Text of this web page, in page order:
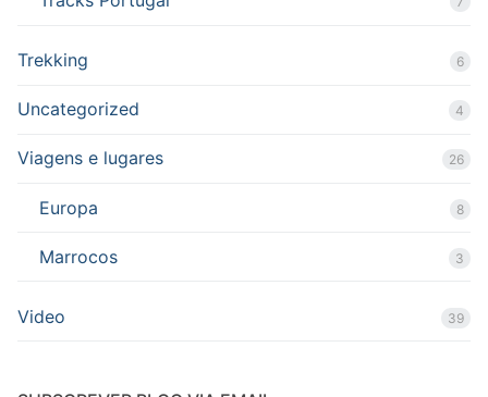
Trekking 6
Uncategorized 4
Viagens e lugares 26
Europa 8
Marrocos 3
Video 39